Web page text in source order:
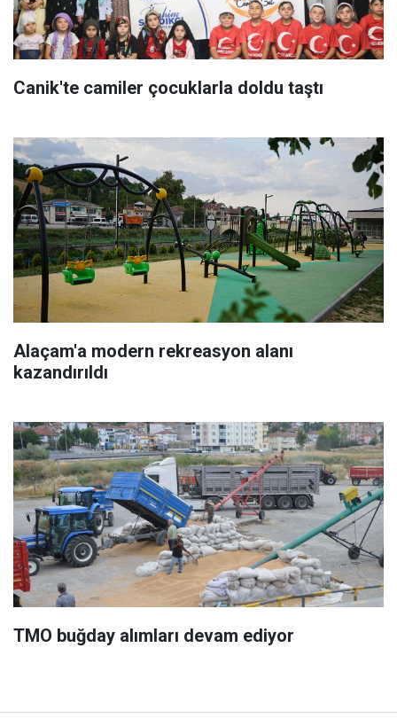
Canik'te camiler çocuklarla doldu taştı
Alaçam'a modern rekreasyon alanı
kazandırıldı
TMO buğday alımları devam ediyor